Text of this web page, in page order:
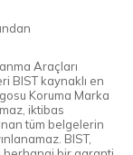
Araçları
BIST kaynaklı en
Koruma Marka
iktibas
tüm belgelerin
BIST,